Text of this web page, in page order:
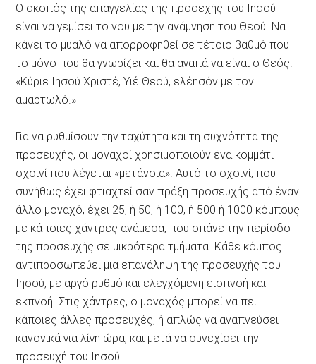
Ο σκοπός της απαγγελίας της προσεχής του Ιησού
είναι να γεμίσει το νου με την ανάμνηση του Θεού. Να
κάνει το μυαλό να απορροφηθεί σε τέτοιο βαθμό που
το μόνο που θα γνωρίζει και θα αγαπά να είναι ο Θεός.
«Κύριε Ιησού Χριστέ, Υιέ Θεού, ελέησόν με τον
αμαρτωλό.»
Για να ρυθμίσουν την ταχύτητα και τη συχνότητα της
προσευχής, οι μοναχοί χρησιμοποιούν ένα κομμάτι
σχοινί που λέγεται «μετάνοια». Αυτό το σχοινί, που
συνήθως έχει φτιαχτεί σαν πράξη προσευχής από έναν
άλλο μοναχό, έχει 25, ή 50, ή 100, ή 500 ή 1000 κόμπους
με κάποιες χάντρες ανάμεσα, που σπάνε την περίοδο
της προσευχής σε μικρότερα τμήματα. Κάθε κόμπος
αντιπροσωπεύει μια επανάληψη της προσευχής του
Ιησού, με αργό ρυθμό και ελεγχόμενη εισπνοή και
εκπνοή. Στις χάντρες, ο μοναχός μπορεί να πει
κάποιες άλλες προσευχές, ή απλώς να αναπνεύσει
κανονικά για λίγη ώρα, και μετά να συνεχίσει την
προσευχή του Ιησού.